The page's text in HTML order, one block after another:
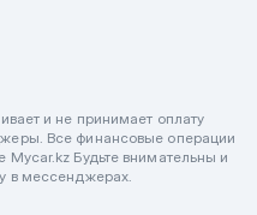
и не принимает оплату
Все финансовые операции
Mycar.kz Будьте внимательны и
в мессенджерах.